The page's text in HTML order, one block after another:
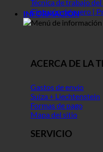
Técnica de trabajo
Cinturón de cuero |
INFORMACIÓN
ACERCA DE LA
Gastos de envío
Suiza + Liechtenstein
Formas de pago
Mapa del sitio
SERVICIO